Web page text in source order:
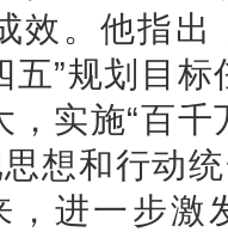
效。他指
五”规划目
，实施“百
想和行动
，进一步激